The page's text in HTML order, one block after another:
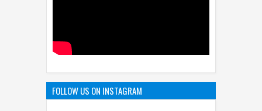
FOLLOW US ON INSTAGRAM